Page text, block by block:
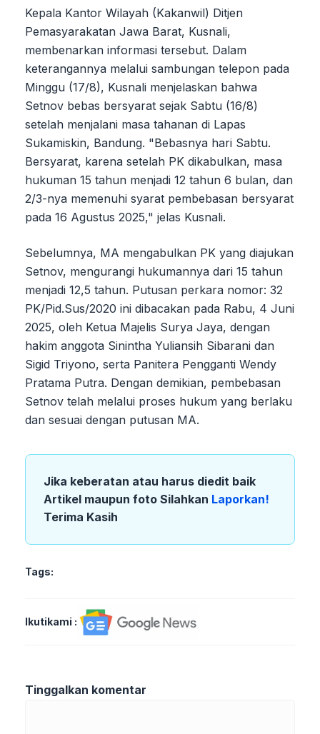
Kepala Kantor Wilayah (Kakanwil) Ditjen
Pemasyarakatan Jawa Barat, Kusnali,
membenarkan informasi tersebut. Dalam
keterangannya melalui sambungan telepon pada
Minggu (17/8), Kusnali menjelaskan bahwa
Setnov bebas bersyarat sejak Sabtu (16/8)
setelah menjalani masa tahanan di Lapas
Sukamiskin, Bandung. "Bebasnya hari Sabtu.
Bersyarat, karena setelah PK dikabulkan, masa
hukuman 15 tahun menjadi 12 tahun 6 bulan, dan
2/3-nya memenuhi syarat pembebasan bersyarat
pada 16 Agustus 2025," jelas Kusnali.
Sebelumnya, MA mengabulkan PK yang diajukan
Setnov, mengurangi hukumannya dari 15 tahun
menjadi 12,5 tahun. Putusan perkara nomor: 32
PK/Pid.Sus/2020 ini dibacakan pada Rabu, 4 Juni
2025, oleh Ketua Majelis Surya Jaya, dengan
hakim anggota Sinintha Yuliansih Sibarani dan
Sigid Triyono, serta Panitera Pengganti Wendy
Pratama Putra. Dengan demikian, pembebasan
Setnov telah melalui proses hukum yang berlaku
dan sesuai dengan putusan MA.
Jika keberatan atau harus diedit baik
Artikel maupun foto Silahkan Laporkan!
Terima Kasih
Tags:
Ikutikami :
Tinggalkan komentar